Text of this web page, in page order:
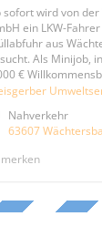
sofort wird von
ein LKW-
aus
Als Minijob,
€
Nahverkehr
63607
merken